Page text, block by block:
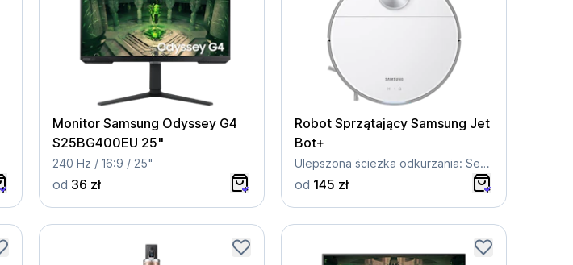
Monitor Samsung Odyssey G4
S25BG400EU 25"
240 Hz / 16:9 / 25"
od 36 zł
Robot Sprzątający Samsung Jet
Bot+
Ulepszona ścieżka odkurzania: Sensor LiDAR
od 145 zł